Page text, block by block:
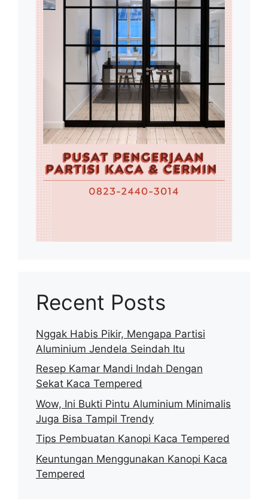
Recent Posts
Nggak Habis Pikir, Mengapa Partisi
Aluminium Jendela Seindah Itu
Resep Kamar Mandi Indah Dengan
Sekat Kaca Tempered
Wow, Ini Bukti Pintu Aluminium Minimalis
Juga Bisa Tampil Trendy
Tips Pembuatan Kanopi Kaca Tempered
Keuntungan Menggunakan Kanopi Kaca
Tempered